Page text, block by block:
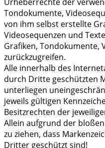
Tondokumente,
von ihm selbst erstellte
Videosequenzen und
Grafiken, Tondokumente,
zurückzugreifen.
Alle innerhalb des
durch Dritte geschützten
unterliegen
jeweils gültigen
Besitzrechten der
Allein aufgrund der
zu ziehen, dass
Dritter geschützt sind!